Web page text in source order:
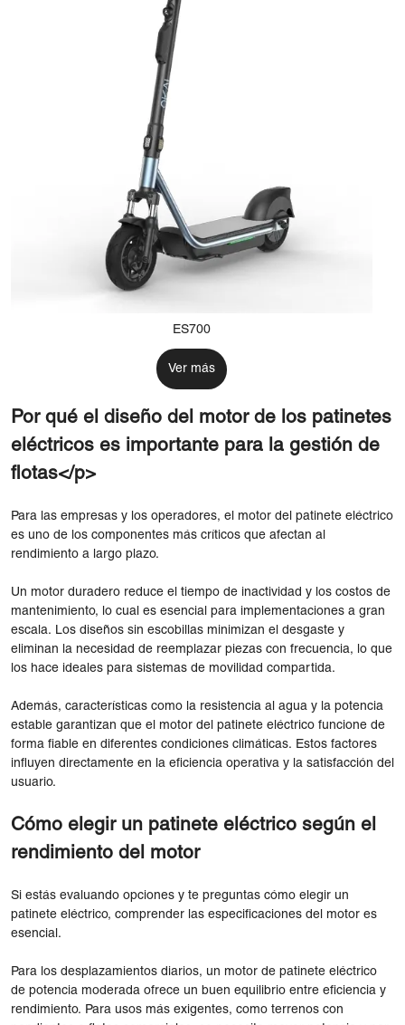
ES700
Ver más
Por qué el diseño del motor de los patinetes
eléctricos es importante para la gestión de
flotas</p>
Para las empresas y los operadores, el motor del patinete eléctrico
es uno de los componentes más críticos que afectan al
rendimiento a largo plazo.
Un motor duradero reduce el tiempo de inactividad y los costos de
mantenimiento, lo cual es esencial para implementaciones a gran
escala. Los diseños sin escobillas minimizan el desgaste y
eliminan la necesidad de reemplazar piezas con frecuencia, lo que
los hace ideales para sistemas de movilidad compartida.
Además, características como la resistencia al agua y la potencia
estable garantizan que el motor del patinete eléctrico funcione de
forma fiable en diferentes condiciones climáticas. Estos factores
influyen directamente en la eficiencia operativa y la satisfacción del
usuario.
Cómo elegir un patinete eléctrico según el
rendimiento del motor
Si estás evaluando opciones y te preguntas cómo elegir un
patinete eléctrico, comprender las especificaciones del motor es
esencial.
Para los desplazamientos diarios, un motor de patinete eléctrico
de potencia moderada ofrece un buen equilibrio entre eficiencia y
rendimiento. Para usos más exigentes, como terrenos con